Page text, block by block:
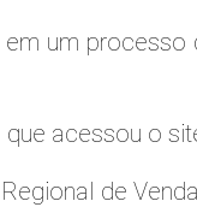
um processo
acessou o
de